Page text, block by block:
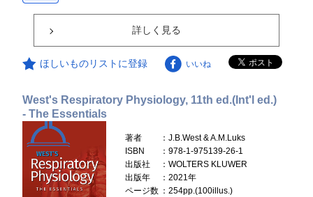
詳しく見る
ほしいものリストに登録 いいね
West's Respiratory Physiology, 11th ed.(Int'l ed.)
- The Essentials
著者
：J.B.West & A.M.Luks
ISBN
：978-1-975139-26-1
出版社
：WOLTERS KLUWER
出版年
：2021年
ページ数 ：254pp.(100illus.)